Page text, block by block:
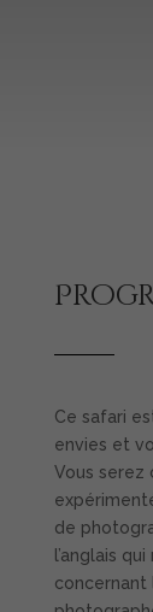
Ce safari
envies et
Vous serez
de
l’anglais
concernant